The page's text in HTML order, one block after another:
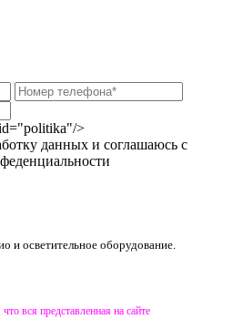
>
данных и соглашаюсь с
и осветительное оборудование.
вся представленная на сайте